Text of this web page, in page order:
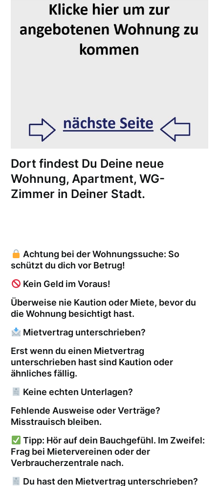
Dort findest Du Deine neue
Wohnung, Apartment, WG-
Zimmer in Deiner Stadt.
Achtung bei der Wohnungssuche: So
schützt du dich vor Betrug!
Kein Geld im Voraus!
Überweise nie Kaution oder Miete, bevor du
die Wohnung besichtigt hast.
Mietvertrag unterschrieben?
Erst wenn du einen Mietvertrag
unterschrieben hast sind Kaution oder
ähnliches fällig.
Keine echten Unterlagen?
Fehlende Ausweise oder Verträge?
Misstrauisch bleiben.
Tipp: Hör auf dein Bauchgefühl. Im Zweifel:
Frag bei Mietervereinen oder der
Verbraucherzentrale nach.
Du hast den Mietvertrag unterschrieben?